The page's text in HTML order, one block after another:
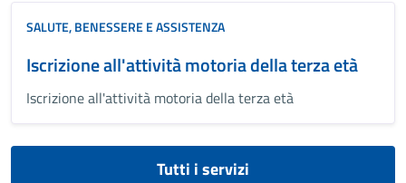
SALUTE, BENESSERE E ASSISTENZA
Iscrizione all'attività motoria della terza età
Iscrizione all'attività motoria della terza età
Tutti i servizi